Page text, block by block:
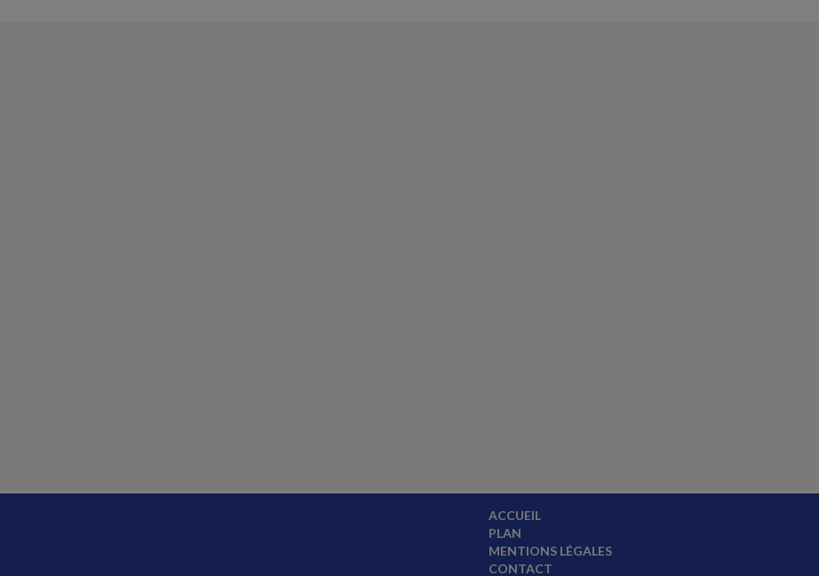
ACCUEIL
PLAN
MENTIONS LÉGALES
CONTACT